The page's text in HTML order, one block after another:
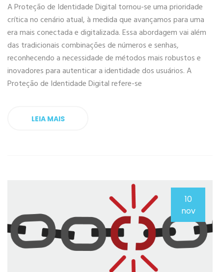
A Proteção de Identidade Digital tornou-se uma prioridade
crítica no cenário atual, à medida que avançamos para uma
era mais conectada e digitalizada. Essa abordagem vai além
das tradicionais combinações de números e senhas,
reconhecendo a necessidade de métodos mais robustos e
inovadores para autenticar a identidade dos usuários. A
Proteção de Identidade Digital refere-se
LEIA MAIS
10
nov